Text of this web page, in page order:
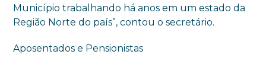
Município trabalhando há anos em um estado da
Região Norte do país”, contou o secretário.
Aposentados e Pensionistas